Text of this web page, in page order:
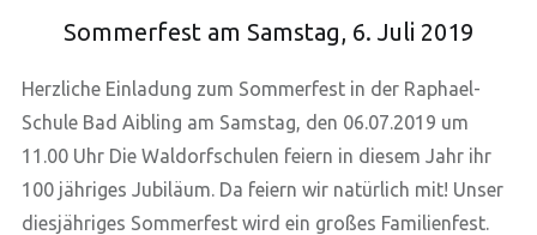
Sommerfest am Samstag, 6. Juli 2019
Herzliche Einladung zum Sommerfest in der Raphael-
Schule Bad Aibling am Samstag, den 06.07.2019 um
11.00 Uhr Die Waldorfschulen feiern in diesem Jahr ihr
100 jähriges Jubiläum. Da feiern wir natürlich mit! Unser
diesjähriges Sommerfest wird ein großes Familienfest.